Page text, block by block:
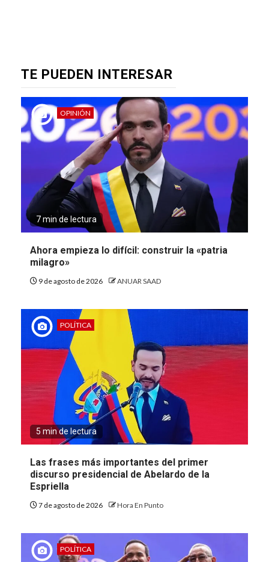
TE PUEDEN INTERESAR
OPINIÓN
7 min de lectura
Ahora empieza lo difícil: construir la «patria
milagro»
9 de agosto de 2026 ANUAR SAAD
POLÍTICA
5 min de lectura
Las frases más importantes del primer
discurso presidencial de Abelardo de la
Espriella
7 de agosto de 2026 Hora En Punto
POLÍTICA